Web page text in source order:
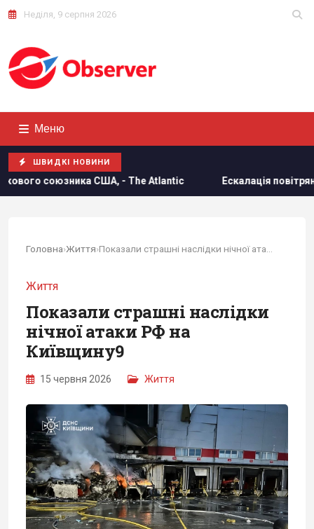
Неділя, 9 серпня 2026
Меню
ШВИДКІ НОВИНИ
The Atlantic Ескалація повітряної війни призвела до
Головна›Життя›
Життя
Показали страшні наслідки
нічної атаки РФ на
Київщину9
15 червня 2026 Життя